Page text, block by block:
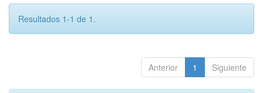
Resultados 1-1 de 1.
Anterior 1 Siguiente